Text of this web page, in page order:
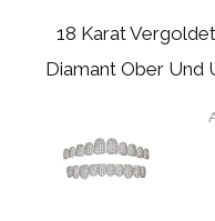
18 Karat
Diamant Ober Und